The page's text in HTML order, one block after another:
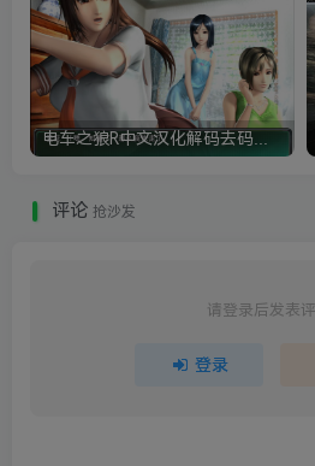
电车之狼R中文汉化解码去码硬盘完整破解版+MOD特典+全CG存档+攻略|修复卡顿
评论 抢沙发
请登录后发表
登录